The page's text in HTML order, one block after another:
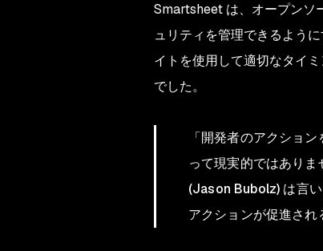
Smartsheet は、オープンソ
ュリティを管理できるよう
イトを使用して適切なタイ
でした。
「開発者のアクショ
って現実的ではあり
(Jason Bubolz) は言
アクションが促進され